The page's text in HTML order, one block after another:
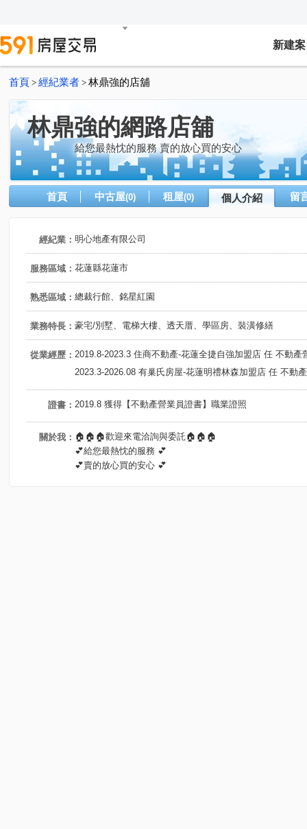
新建案
首頁 > 經紀業者 > 林鼎強的店舖
林鼎強的網路店舖
給您最熱忱的服務 賣的放心買的安心
首頁 中古屋(0) 租屋(0) 個人介紹 留
經紀業： 明心地產有限公司
服務區域： 花蓮縣花蓮市
熟悉區域： 總裁行館、銘星紅園
業務特長： 豪宅/別墅、電梯大樓、透天厝、學區房、裝潢修繕
從業經歷： 2019.8-2023.3 住商不動產-花蓮全捷自強加盟店 任 不動產
2023.3-2026.08 有巢氏房屋-花蓮明禮林森加盟店 任 不動
證書： 2019.8 獲得【不動產營業員證書】職業證照
關於我： 🏠🏠🏠歡迎來電洽詢與委託🏠🏠🏠
💕給您最熱忱的服務 💕
💕賣的放心買的安心 💕